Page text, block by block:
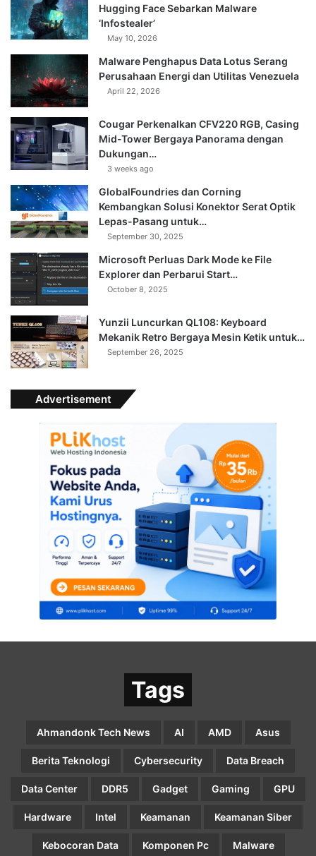
Hugging Face Sebarkan Malware
‘Infostealer’
May 10, 2026
Malware Penghapus Data Lotus Serang
Perusahaan Energi dan Utilitas Venezuela
April 22, 2026
Cougar Perkenalkan CFV220 RGB, Casing
Mid-Tower Bergaya Panorama dengan
Dukungan…
3 weeks ago
GlobalFoundries dan Corning
Kembangkan Solusi Konektor Serat Optik
Lepas-Pasang untuk…
September 30, 2025
Microsoft Perluas Dark Mode ke File
Explorer dan Perbarui Start…
October 8, 2025
Yunzii Luncurkan QL108: Keyboard
Mekanik Retro Bergaya Mesin Ketik untuk…
September 26, 2025
Advertisement
Tags
Ahmandonk Tech News AI AMD Asus
Berita Teknologi Cybersecurity Data Breach
Data Center DDR5 Gadget Gaming GPU
Hardware Intel Keamanan Keamanan Siber
Kebocoran Data Komponen Pc Malware